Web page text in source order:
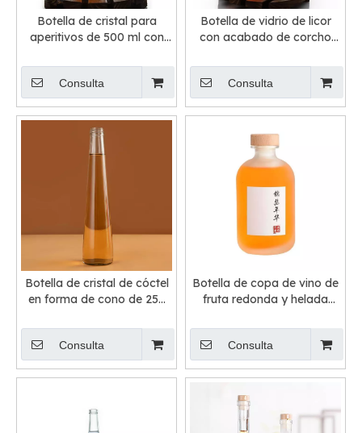
Botella de cristal para
aperitivos de 500 ml con
Consulta
Botella de vidrio de licor
con acabado de corcho
Consulta
Botella de cristal de cóctel
en forma de cono de 250
Consulta
Botella de copa de vino de
fruta redonda y helada
Consulta